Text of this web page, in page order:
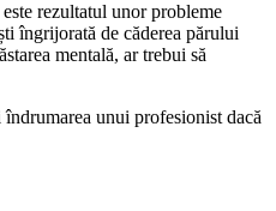
rezultatul unor probleme
îngrijorată de căderea părului
mentală, ar trebui să
unui profesionist dacă